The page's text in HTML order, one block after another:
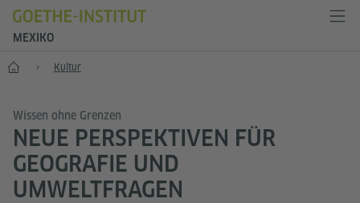
MEXIKO
Start Kultur
Wissen ohne Grenzen
NEUE PERSPEKTIVEN FÜR
GEOGRAFIE UND
UMWELTFRAGEN